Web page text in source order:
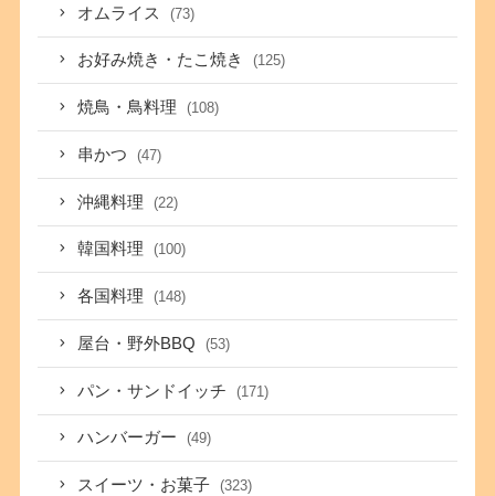
オムライス (73)
お好み焼き・たこ焼き (125)
焼鳥・鳥料理 (108)
串かつ (47)
沖縄料理 (22)
韓国料理 (100)
各国料理 (148)
屋台・野外BBQ (53)
パン・サンドイッチ (171)
ハンバーガー (49)
スイーツ・お菓子 (323)